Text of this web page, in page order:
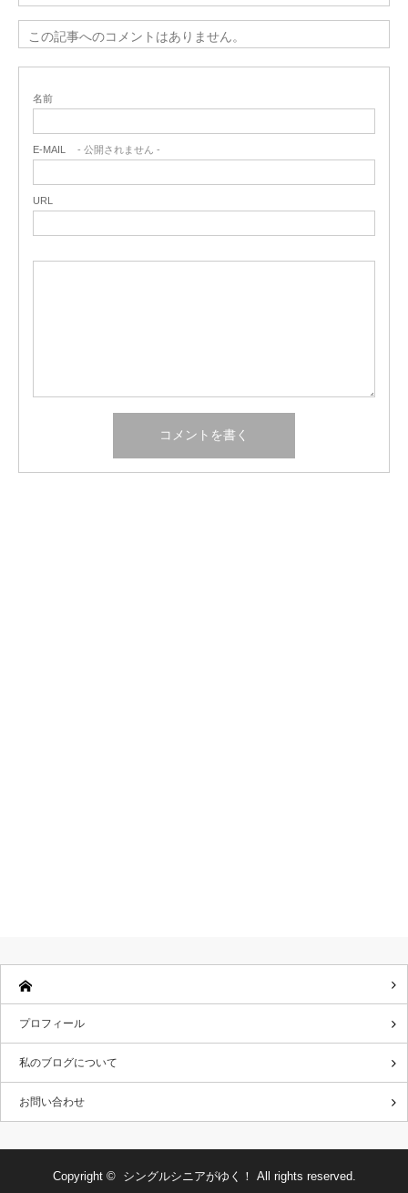
この記事へのコメントはありません。
名前
E-MAIL - 公開されません -
URL
プロフィール
私のブログについて
お問い合わせ
Copyright © シングルシニアがゆく！ All rights reserved.